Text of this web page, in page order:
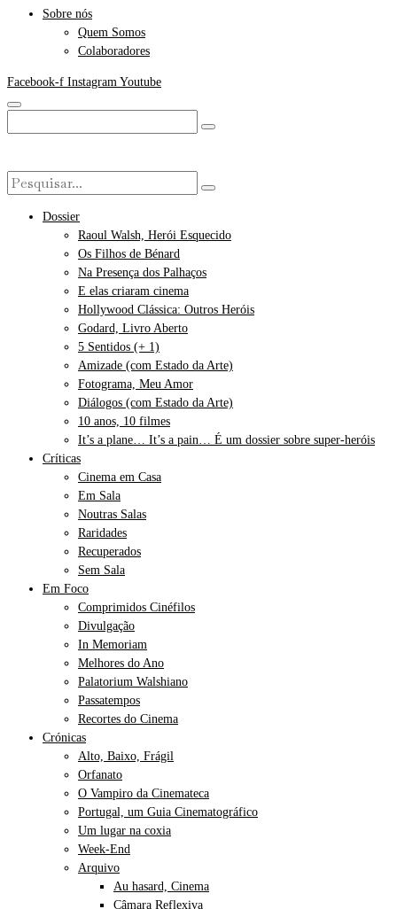
Sobre nós
Quem Somos
Colaboradores
Facebook-f Instagram Youtube
Dossier
Raoul Walsh, Herói Esquecido
Os Filhos de Bénard
Na Presença dos Palhaços
E elas criaram cinema
Hollywood Clássica: Outros Heróis
Godard, Livro Aberto
5 Sentidos (+ 1)
Amizade (com Estado da Arte)
Fotograma, Meu Amor
Diálogos (com Estado da Arte)
10 anos, 10 filmes
It’s a plane… It’s a pain… É um dossier sobre super-heróis
Críticas
Cinema em Casa
Em Sala
Noutras Salas
Raridades
Recuperados
Sem Sala
Em Foco
Comprimidos Cinéfilos
Divulgação
In Memoriam
Melhores do Ano
Palatorium Walshiano
Passatempos
Recortes do Cinema
Crónicas
Alto, Baixo, Frágil
Orfanato
O Vampiro da Cinemateca
Portugal, um Guia Cinematográfico
Um lugar na coxia
Week-End
Arquivo
Au hasard, Cinema
Câmara Reflexiva